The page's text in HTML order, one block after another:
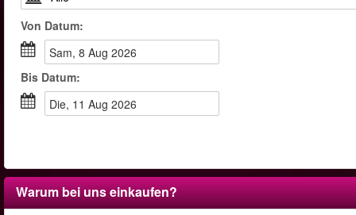
Von Datum:
Sam, 8 Aug 2026
Bis Datum:
Die, 11 Aug 2026
Warum bei uns einkaufen?